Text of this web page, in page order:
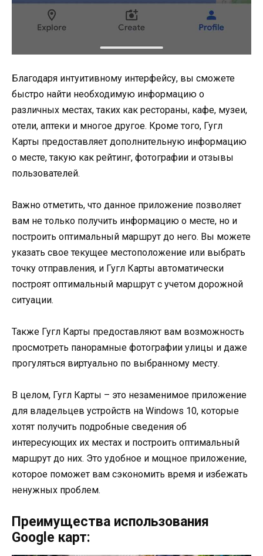
Благодаря интуитивному интерфейсу, вы сможете
быстро найти необходимую информацию о
различных местах, таких как рестораны, кафе, музеи,
отели, аптеки и многое другое. Кроме того, Гугл
Карты предоставляет дополнительную информацию
о месте, такую как рейтинг, фотографии и отзывы
пользователей.
Важно отметить, что данное приложение позволяет
вам не только получить информацию о месте, но и
построить оптимальный маршрут до него. Вы можете
указать свое текущее местоположение или выбрать
точку отправления, и Гугл Карты автоматически
построят оптимальный маршрут с учетом дорожной
ситуации.
Также Гугл Карты предоставляют вам возможность
просмотреть панорамные фотографии улицы и даже
прогуляться виртуально по выбранному месту.
В целом, Гугл Карты – это незаменимое приложение
для владельцев устройств на Windows 10, которые
хотят получить подробные сведения об
интересующих их местах и построить оптимальный
маршрут до них. Это удобное и мощное приложение,
которое поможет вам сэкономить время и избежать
ненужных проблем.
Преимущества использования
Google карт: